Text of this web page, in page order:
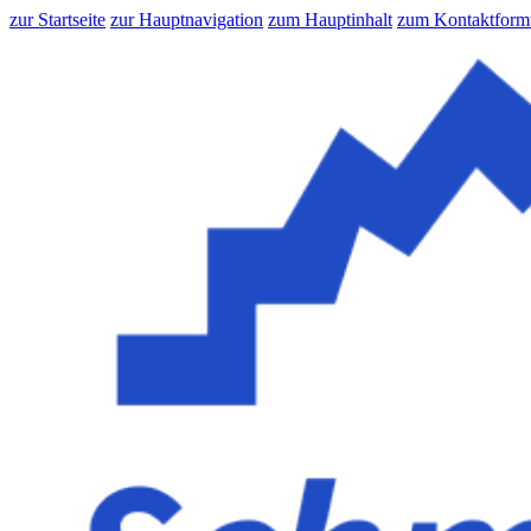
zur Startseite zur Hauptnavigation zum Hauptinhalt zum